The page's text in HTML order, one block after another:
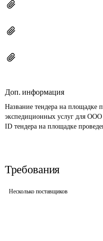
Доп. информация
Название тендера на площадке
экспедиционных услуг для
ID тендера на площадке
Требования
Несколько поставщиков